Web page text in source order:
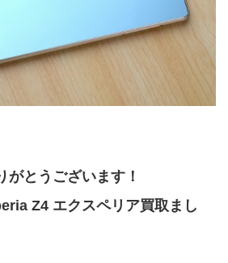
がとうございます！
Z4 エクスペリア買取まし